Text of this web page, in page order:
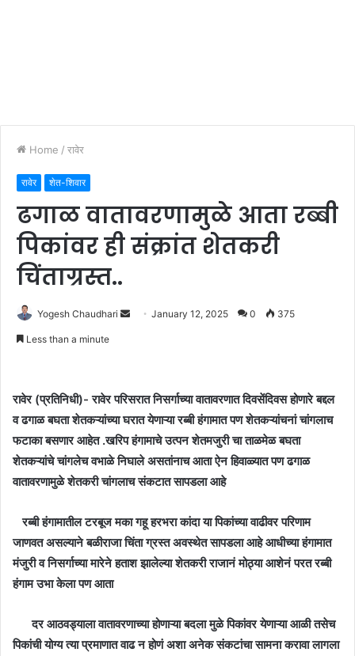
Home / रावेर
रावेर शेत-शिवार
ढगाळ वातावरणामुळे आता रब्बी
पिकांवर ही संक्रांत शेतकरी
चिंताग्रस्त..
Yogesh Chaudhari
Send January 12, 2025 0 375
Less than a minute
रावेर (प्रतिनिधी)- रावेर परिसरात निसर्गाच्या वातावरणात दिवसेंदिवस होणारे बद्दल
व ढगाळ बघता शेतकऱ्यांच्या घरात येणाऱ्या रब्बी हंगामात पण शेतकऱ्यांचनां चांगलाच
फटाका बसणार आहेत .खरिप हंगामाचे उत्पन शेतमजुरी चा ताळमेळ बघता
शेतकऱ्यांचे चांगलेच वभाळे निघाले असतांनाच आता ऐन हिवाळ्यात पण ढगाळ
वातावरणामुळे शेतकरी चांगलाच संकटात सापडला आहे
रब्बी हंगामातील टरबूज मका गहू हरभरा कांदा या पिकांच्या वाढीवर परिणाम
जाणवत असल्याने बळीराजा चिंता ग्रस्त अवस्थेत सापडला आहेआधीच्या हंगामात
मंजुरी व निसर्गाच्या मारेने हताश झालेल्या शेतकरी राजानं मोठ्या आशेनं परत रब्बी
हंगाम उभा केला पण आता
दर आठवड्याला वातावरणाच्या होणाऱ्या बदला मुळे पिकांवर येणाऱ्या आळी तसेच
पिकांची योग्य त्या प्रमाणात वाढ न होणं अशा अनेक संकटांचा सामना करावा लागला